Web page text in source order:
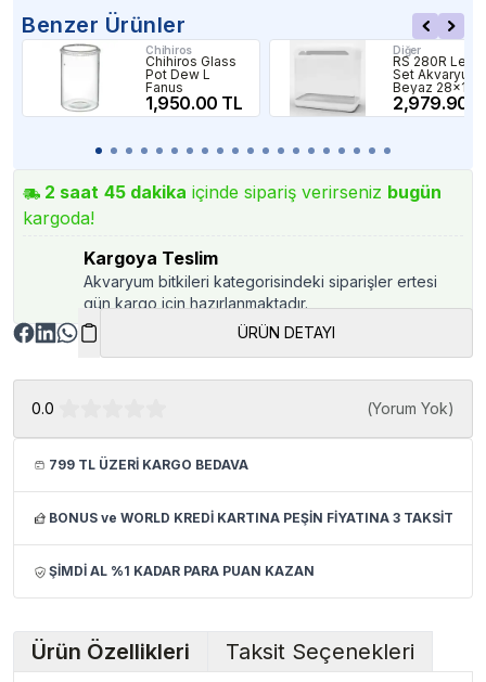
Benzer Ürünler
Chihiros
Chihiros Glass
Pot Dew L
Fanus
1,950.00 TL
Diğer
RS 280R Ledli
Set Akvaryum
Beyaz
Cm
2,979.90
2 saat 45 dakika içinde sipariş verirseniz bugün
kargoda!
Kargoya Teslim
Akvaryum bitkileri kategorisindeki siparişler ertesi
gün kargo için hazırlanmaktadır.
ÜRÜN DETAYI
0.0 (Yorum Yok)
799 TL ÜZERİ KARGO BEDAVA
BONUS ve WORLD KREDİ KARTINA PEŞİN FİYATINA 3 TAKSİT
ŞİMDİ AL %1 KADAR PARA PUAN KAZAN
Ürün Özellikleri Taksit Seçenekleri